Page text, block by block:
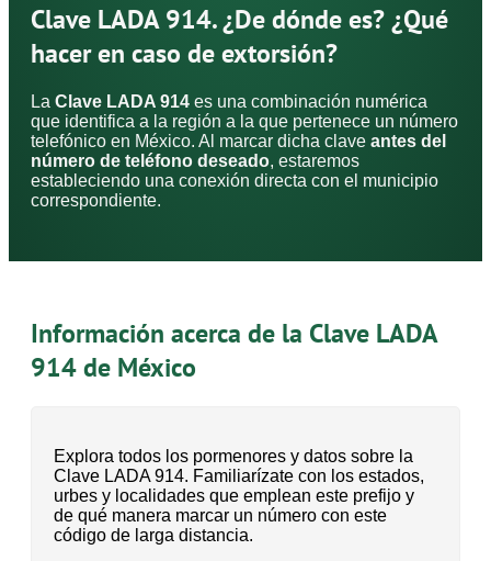
Clave LADA 914. ¿De dónde es? ¿Qué
hacer en caso de extorsión?
La Clave LADA 914 es una combinación numérica
que identifica a la región a la que pertenece un número
telefónico en México. Al marcar dicha clave antes del
número de teléfono deseado, estaremos
estableciendo una conexión directa con el municipio
correspondiente.
Información acerca de la Clave LADA
914 de México
Explora todos los pormenores y datos sobre la
Clave LADA 914. Familiarízate con los estados,
urbes y localidades que emplean este prefijo y
de qué manera marcar un número con este
código de larga distancia.